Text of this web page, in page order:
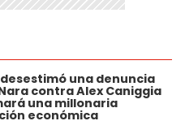
una denuncia
contra Alex Caniggia
una millonaria
económica